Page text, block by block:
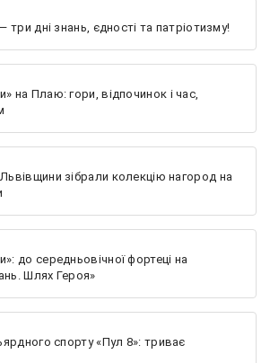
три дні знань, єдності та патріотизму!
на Плаю: гори, відпочинок і час,
зібрали колекцію нагород на
до середньовічної фортеці на
Шлях Героя»
спорту «Пул 8»: триває